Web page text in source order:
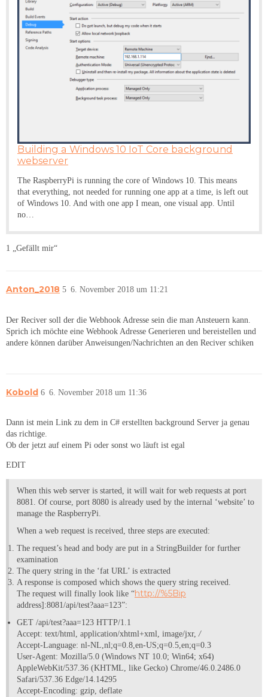
Building a Windows 10 IoT Core background
webserver
The RaspberryPi is running the core of Windows 10. This means
that everything, not needed for running one app at a time, is left out
of Windows 10. And with one app I mean, one visual app. Until
no…
1 „Gefällt mir“
Anton_2018 6. November 2018 um 11:21
5
Der Reciver soll der die Webhook Adresse sein die man Ansteuern kann.
Sprich ich möchte eine Webhook Adresse Generieren und bereistellen und
andere können darüber Anweisungen/Nachrichten an den Reciver schiken
Kobold 6. November 2018 um 11:36
6
Dann ist mein Link zu dem in C# erstellten background Server ja genau
das richtige.
Ob der jetzt auf einem Pi oder sonst wo läuft ist egal
EDIT
When this web server is started, it will wait for web requests at port
8081. Of course, port 8080 is already used by the internal ‘website’ to
manage the RaspberryPi.
When a web request is received, three steps are executed:
The request’s head and body are put in a StringBuilder for further
examination
The query string in the ‘fat URL’ is extracted
A response is composed which shows the query string received.
The request will finally look like “http://%5Bip
address]:8081/api/test?aaa=123”:
GET /api/test?aaa=123 HTTP/1.1
Accept: text/html, application/xhtml+xml, image/jxr,/
Accept-Language: nl-NL,nl;q=0.8,en-US;q=0.5,en;q=0.3
User-Agent: Mozilla/5.0 (Windows NT 10.0; Win64; x64)
AppleWebKit/537.36 (KHTML, like Gecko) Chrome/46.0.2486.0
Safari/537.36 Edge/14.14295
Accept-Encoding: gzip, deflate